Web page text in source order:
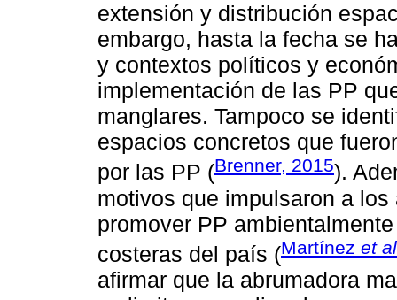
extensión y distribución
embargo, hasta la fecha se
y contextos políticos y
implementación de las PP
manglares. Tampoco se
espacios concretos que
por las PP (Brenner, 2015).
motivos que impulsaron a
promover PP
costeras del país (Martínez et
afirmar que la abrumadora